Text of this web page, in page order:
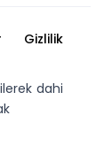
Gizlilik
dahi